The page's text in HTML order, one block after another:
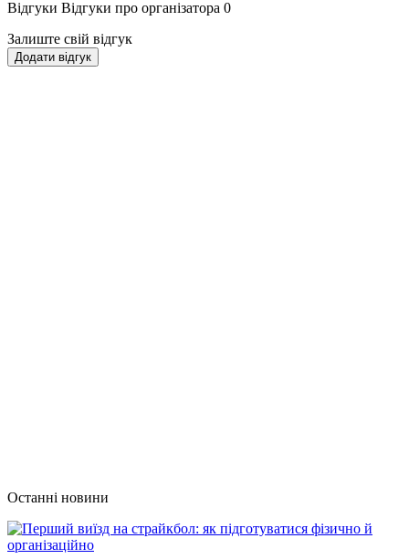
Відгуки Відгуки про організатора 0
Залиште свій відгук
Додати відгук
Останні новини